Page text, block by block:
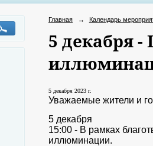
Главная → Календарь
5 декабря
5 декабря 2023 г.
Уважаемые жители и
5 декабря
15:00 - В рамках
иллюминации.